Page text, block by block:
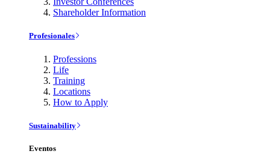
Shareholder Information
Profesionales
Professions
Life
Training
Locations
How to Apply
Sustainability
Eventos